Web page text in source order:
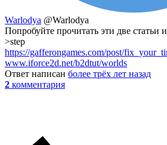
Warlodya @Warlodya
Попробуйте прочитать эти две статьи
>step
https://gafferongames.com/post/
www.iforce2d.net/b2dtut/worlds
Ответ написан более трёх лет назад
2 комментария